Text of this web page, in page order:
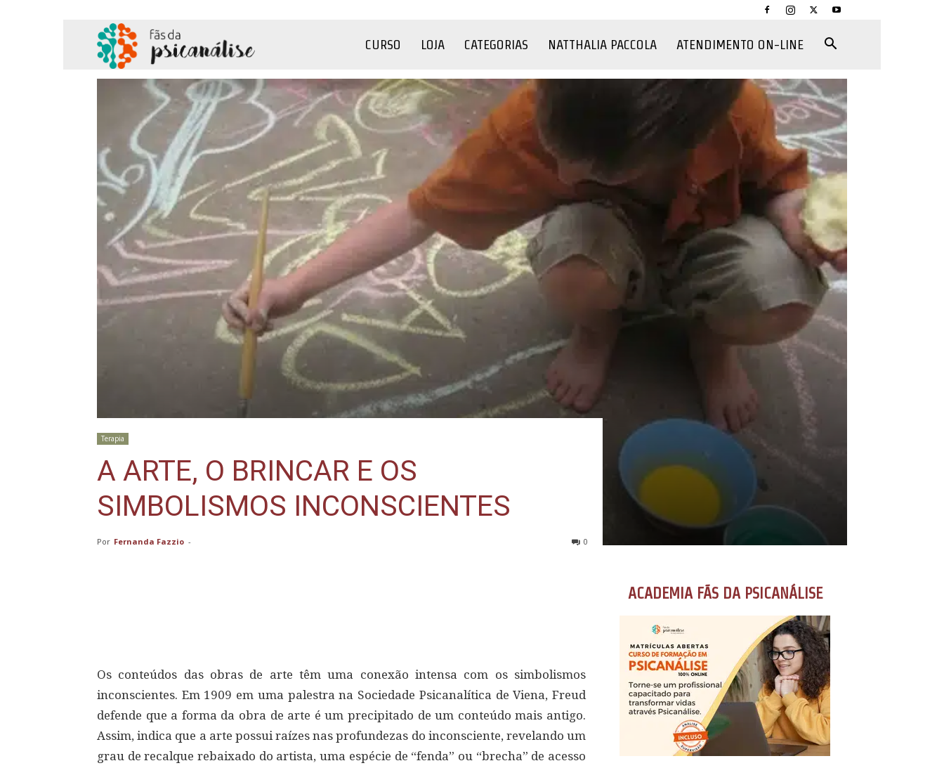
da
Psicanálise
CURSO LOJA CATEGORIAS NATTHALIA PACCOLA ATENDIMENTO ON-LINE
Terapia
A ARTE, O BRINCAR E OS
SIMBOLISMOS INCONSCIENTES
Por Fernanda Fazzio - 0
Os conteúdos das obras de arte têm uma conexão intensa com os simbolismos
inconscientes. Em 1909 em uma palestra na Sociedade Psicanalítica de Viena, Freud
defende que a forma da obra de arte é um precipitado de um conteúdo mais antigo.
Assim, indica que a arte possui raízes nas profundezas do inconsciente, revelando um
grau de recalque rebaixado do artista, uma espécie de “fenda” ou “brecha” de acesso
ACADEMIA FÃS DA PSICANÁLISE